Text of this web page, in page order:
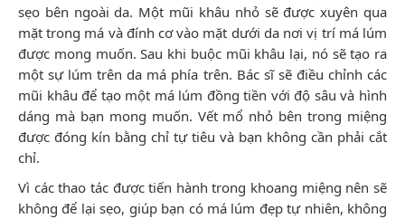
sẹo bên ngoài da. Một mũi khâu nhỏ sẽ được xuyên qua
mặt trong má và đính cơ vào mặt dưới da nơi vị trí má lúm
được mong muốn. Sau khi buộc mũi khâu lại, nó sẽ tạo ra
một sự lúm trên da má phía trên. Bác sĩ sẽ điều chỉnh các
mũi khâu để tạo một má lúm đồng tiền với độ sâu và hình
dáng mà bạn mong muốn. Vết mổ nhỏ bên trong miệng
được đóng kín bằng chỉ tự tiêu và bạn không cần phải cắt
chỉ.
Vì các thao tác được tiến hành trong khoang miệng nên sẽ
không để lại sẹo, giúp bạn có má lúm đẹp tự nhiên, không